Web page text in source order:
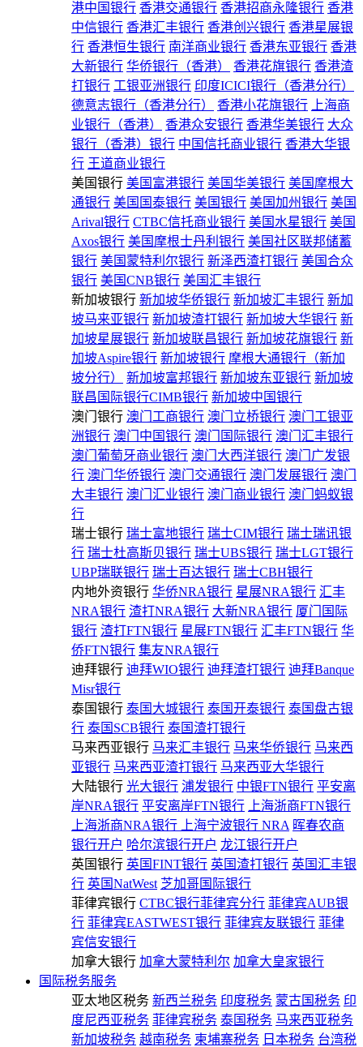
港中国银行 香港交通银行 香港招商永隆银行 香港
中信银行 香港汇丰银行 香港创兴银行 香港星展银
行 香港恒生银行 南洋商业银行 香港东亚银行 香港
大新银行 华侨银行（香港） 香港花旗银行 香港渣
打银行 工银亚洲银行 印度ICICI银行（香港分行）
德意志银行（香港分行）
香港小花旗银行
上海商
业银行（香港）
香港众安银行 香港华美银行 大众
银行（香港）银行 中国信托商业银行 香港大华银
行 王道商业银行
美国银行 美国富港银行 美国华美银行 美国摩根大
通银行 美国国泰银行 美国银行 美国加州银行 美国
Arival银行 CTBC信托商业银行 美国水星银行 美国
Axos银行 美国摩根士丹利银行 美国社区联邦储蓄
银行 美国蒙特利尔银行 新泽西渣打银行 美国合众
银行 美国CNB银行 美国汇丰银行
新加坡银行 新加坡华侨银行 新加坡汇丰银行 新加
坡马来亚银行 新加坡渣打银行 新加坡大华银行 新
加坡星展银行 新加坡联昌银行 新加坡花旗银行 新
加坡Aspire银行 新加坡银行 摩根大通银行（新加
坡分行）
新加坡富邦银行 新加坡东亚银行 新加坡
联昌国际银行CIMB银行 新加坡中国银行
澳门银行 澳门工商银行 澳门立桥银行 澳门工银亚
洲银行 澳门中国银行 澳门国际银行 澳门汇丰银行
澳门葡萄牙商业银行 澳门大西洋银行 澳门广发银
行 澳门华侨银行 澳门交通银行 澳门发展银行 澳门
大丰银行 澳门汇业银行 澳门商业银行 澳门蚂蚁银
行
瑞士银行 瑞士富地银行 瑞士CIM银行 瑞士瑞讯银
行 瑞士杜高斯贝银行 瑞士UBS银行 瑞士LGT银行
UBP瑞联银行 瑞士百达银行 瑞士CBH银行
内地外资银行 华侨NRA银行 星展NRA银行 汇丰
NRA银行 渣打NRA银行 大新NRA银行 厦门国际
银行 渣打FTN银行 星展FTN银行 汇丰FTN银行 华
侨FTN银行 集友NRA银行
迪拜银行 迪拜WIO银行 迪拜渣打银行 迪拜Banque
Misr银行
泰国银行 泰国大城银行 泰国开泰银行 泰国盘古银
行 泰国SCB银行 泰国渣打银行
马来西亚银行 马来汇丰银行 马来华侨银行 马来西
亚银行 马来西亚渣打银行 马来西亚大华银行
大陆银行 光大银行 浦发银行 中银FTN银行 平安离
岸NRA银行 平安离岸FTN银行
上海浙商FTN银行
上海浙商NRA银行
上海宁波银行 NRA 晖春农商
银行开户 哈尔滨银行开户 龙江银行开户
英国银行 英国FINT银行 英国渣打银行 英国汇丰银
行 英国NatWest 芝加哥国际银行
菲律宾银行 CTBC银行菲律宾分行 菲律宾AUB银
行 菲律宾EASTWEST银行 菲律宾友联银行 菲律
宾信安银行
加拿大银行 加拿大蒙特利尔 加拿大皇家银行
国际税务服务
亚太地区税务 新西兰税务 印度税务 蒙古国税务 印
度尼西亚税务 菲律宾税务 泰国税务 马来西亚税务
新加坡税务 越南税务 柬埔寨税务 日本税务 台湾税